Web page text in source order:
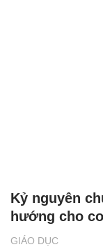
GIÁO DỤC
Kỷ nguyên
hướng cho